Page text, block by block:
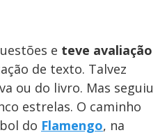
e teve avaliação
de texto. Talvez
ou do livro. Mas seguiu
estrelas. O caminho
do Flamengo, na